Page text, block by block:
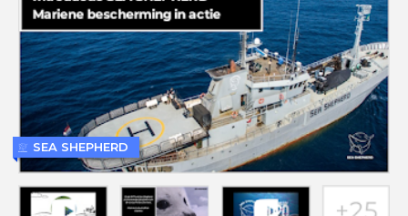
SEA SHEPHERD